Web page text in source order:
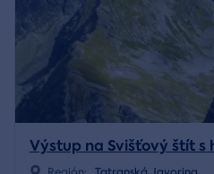
Výstup na Svišťový štít s